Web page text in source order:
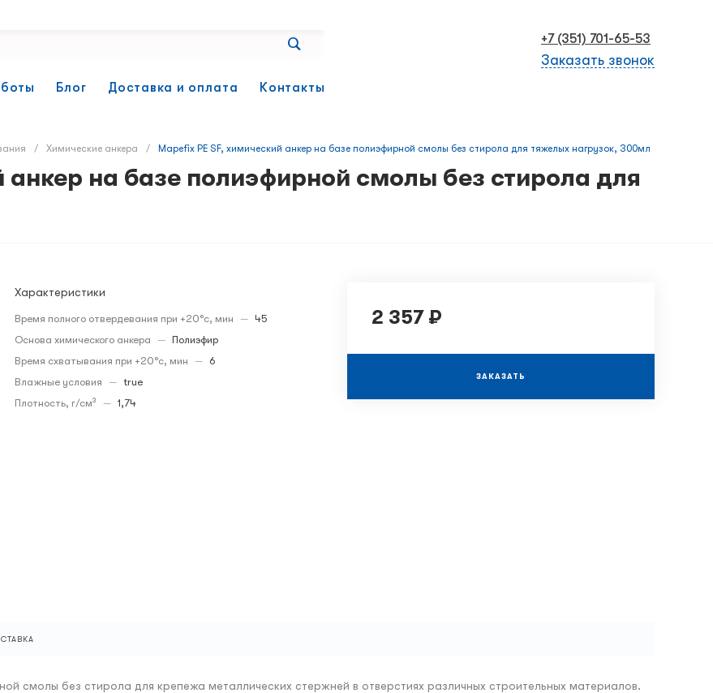
Блог Доставка и оплата Контакты
+7 (351) 701-65-53
Заказать звонок
/ Химические анкера / Mapefix PE SF, химический анкер на базе полиэфирной смолы без стирола для тяжелых нагрузок, 300мл
анкер на базе полиэфирной смолы без стирола для
Характеристики
Время полного отвердевания при +20°с, мин — 45
Основа химического анкера — Полиэфир
Время схватывания при +20°с, мин —
6
Влажные условия — true
Плотность, г/см³ — 1,74
2 357 ₽
ЗАКАЗАТЬ
смолы без стирола для крепежа металлических стержней в отверстиях различных строительных материалов.